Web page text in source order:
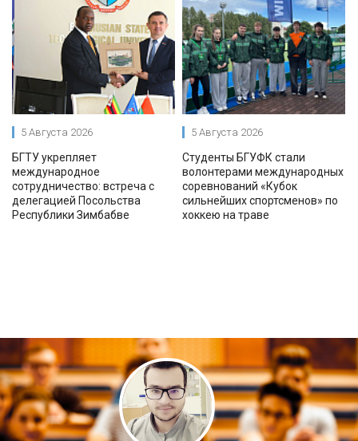
5 Августа 2026
БГТУ укрепляет
международное
сотрудничество: встреча с
делегацией Посольства
Республики Зимбабве
5 Августа 2026
Студенты БГУФК стали
волонтерами международных
соревнований «Кубок
сильнейших спортсменов» по
хоккею на траве